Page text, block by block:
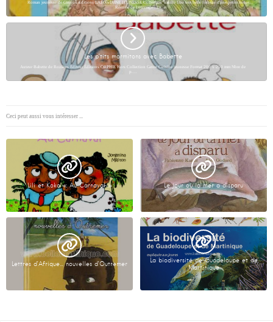
Roman jeunesse de Ginoux Editions LAFONTAINE JEUNESSE Collection Vanille Une très belle histoire d'une petite tortue...
Résumé de l’ouvrage : La…
Les p’tits marmitons avec Babette
Auteur Babette de Rozières Éditeur Éditions ORPHIE Hors Collection Genre Cuisine jeunesse Format 200 x 250 mm Nbre de
p.…
Ceci peut aussi vous intéresser ...
Lili et Koko « Au Carnaval » Le jour où la mer a disparu
Lettres d’Afrique… nouvelles d’Outremer
La biodiversité de Guadeloupe et de
Martinique